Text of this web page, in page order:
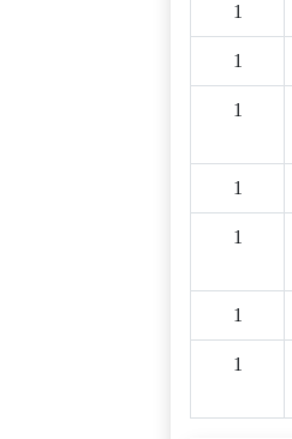
1
1
1
1
1
1
1